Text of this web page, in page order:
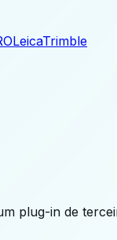
LeicaTrimble
plug-in de